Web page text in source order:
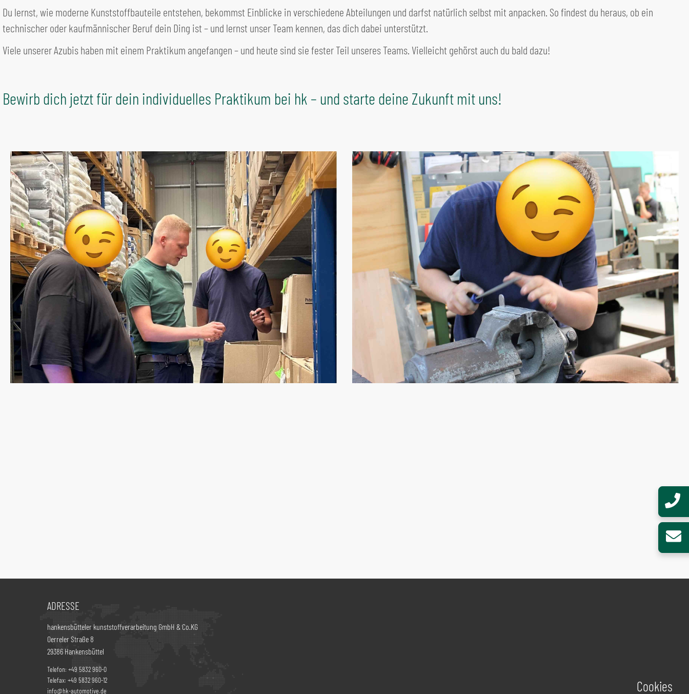
Du lernst, wie moderne Kunststoffbauteile entstehen, bekommst Einblicke in verschiedene Abteilungen und darfst natürlich selbst mit anpacken. So findest du heraus, ob ein
technischer oder kaufmännischer Beruf dein Ding ist – und lernst unser Team kennen, das dich dabei unterstützt.
Viele unserer Azubis haben mit einem Praktikum angefangen – und heute sind sie fester Teil unseres Teams. Vielleicht gehörst auch du bald dazu!
Bewirb dich jetzt für dein individuelles Praktikum bei hk – und starte deine Zukunft mit uns!
ADRESSE
hankensbütteler kunststoffverarbeitung GmbH & Co.KG
Oerreler Straße 8
29386 Hankensbüttel
Telefon: +49 5832 960-0
Telefax: +49 5832 960-12
info@hk-automotive.de
Cookies